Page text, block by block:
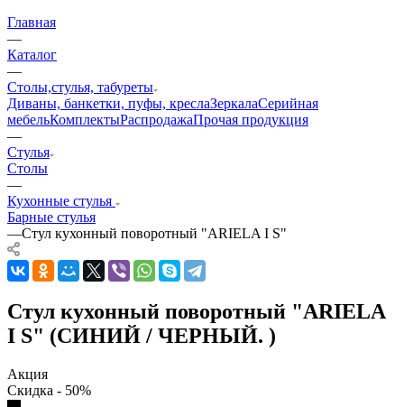
Главная
—
Каталог
—
Столы,стулья, табуреты
Диваны, банкетки, пуфы, креслаЗеркалаСерийная
мебельКомплектыРаспродажаПрочая продукция
—
Стулья
Столы
—
Кухонные стулья
Барные стулья
—Стул кухонный поворотный "ARIELA I S"
Стул кухонный поворотный "ARIELA
I S" (СИНИЙ / ЧЕРНЫЙ. )
Акция
Скидка - 50%